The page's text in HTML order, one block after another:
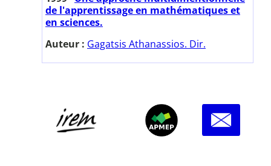
de l'apprentissage en mathématiques et
en sciences.
Auteur : Gagatsis Athanassios. Dir.